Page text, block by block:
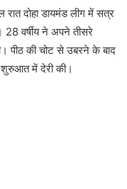
रात दोहा डायमंड लीग में सत्र
28 वर्षीय ने अपने तीसरे
पीठ की चोट से उबरने के बाद
में देरी की।